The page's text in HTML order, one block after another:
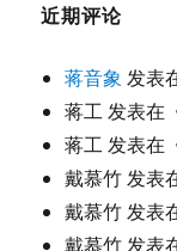
近期评论
蒋音象 发表
蒋工 发表在
蒋工 发表在
戴慕竹 发表
戴慕竹 发表
戴慕竹 发表